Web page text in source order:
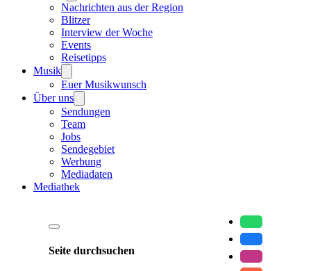
Nachrichten aus der Region
Blitzer
Interview der Woche
Events
Reisetipps
Musik
Euer Musikwunsch
Über uns
Sendungen
Team
Jobs
Sendegebiet
Werbung
Mediadaten
Mediathek
Seite durchsuchen